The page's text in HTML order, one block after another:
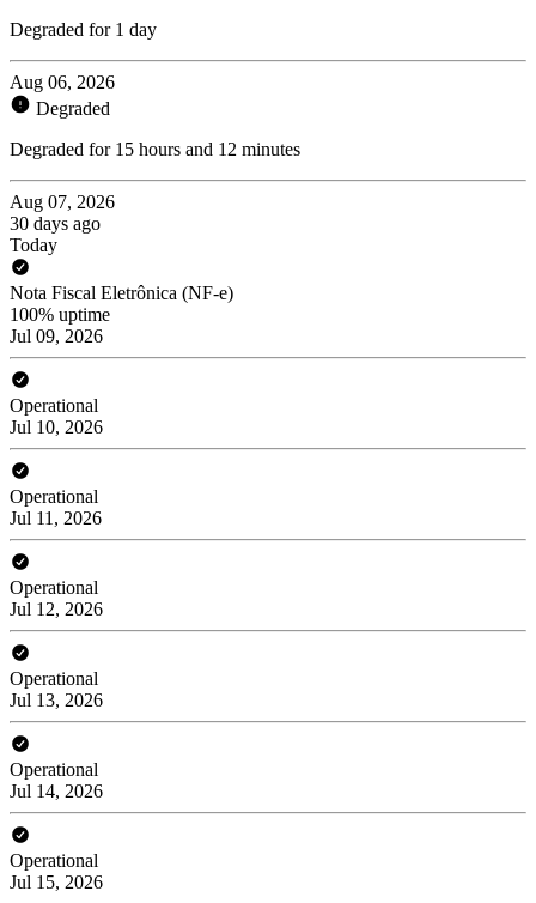
Degraded for 1 day
Aug 06, 2026
Degraded
Degraded for 15 hours and 12 minutes
Aug 07, 2026
30 days ago
Today
Nota Fiscal Eletrônica (NF-e)
100% uptime
Jul 09, 2026
Operational
Jul 10, 2026
Operational
Jul 11, 2026
Operational
Jul 12, 2026
Operational
Jul 13, 2026
Operational
Jul 14, 2026
Operational
Jul 15, 2026